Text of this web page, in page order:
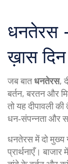
धनतेरस
ख़ास
जब बातधनतेरस,
बर्तन, बरतन और
तो यहदीपावलीकी
धन‑संपन्नता और
धनतेरस में दो मुख्य
प्रार्थनाएँ।